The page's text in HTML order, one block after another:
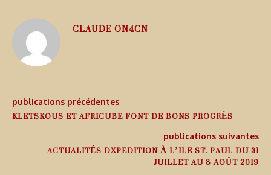
CLAUDE ON4CN
publications précédentes
KLETSKOUS ET AFRICUBE FONT DE BONS PROGRÈS
publications suivantes
ACTUALITÉS DXPEDITION À L’ILE ST. PAUL DU 31
JUILLET AU 8 AOÛT 2019